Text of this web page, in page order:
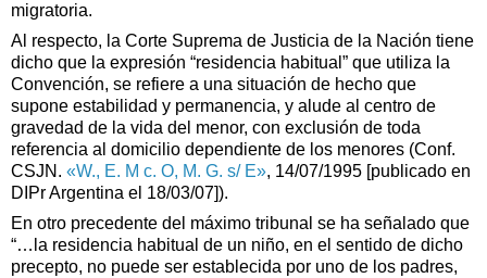
migratoria.
Al respecto, la Corte Suprema de Justicia de la Nación tiene
dicho que la expresión “residencia habitual” que utiliza la
Convención, se refiere a una situación de hecho que
supone estabilidad y permanencia, y alude al centro de
gravedad de la vida del menor, con exclusión de toda
referencia al domicilio dependiente de los menores (Conf.
CSJN. «W., E. M c. O, M. G. s/ E», 14/07/1995 [publicado en
DIPr Argentina el 18/03/07]).
En otro precedente del máximo tribunal se ha señalado que
“…la residencia habitual de un niño, en el sentido de dicho
precepto, no puede ser establecida por uno de los padres,